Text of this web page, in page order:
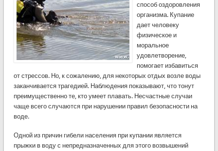
способ оздоровления
организма. Купание
дает человеку
физическое и
моральное
удовлетворение,
помогает избавиться
от стрессов. Но, к сожалению, для некоторых отдых возле воды
заканчивается трагедией. Наблюдения показывают, что тонут
преимущественно те, кто умеет плавать. Несчастные случаи
чаще всего случаются при нарушении правил безопасности на
воде.
Одной из причин гибели населения при купании является
прыжки в воду с непредназначенных для этого возвышений